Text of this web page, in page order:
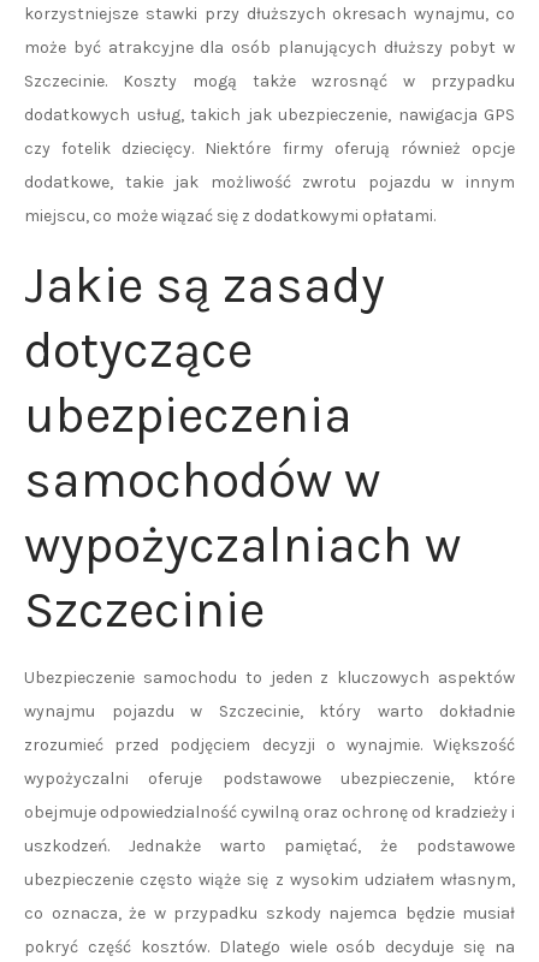
korzystniejsze stawki przy dłuższych okresach wynajmu, co
może być atrakcyjne dla osób planujących dłuższy pobyt w
Szczecinie. Koszty mogą także wzrosnąć w przypadku
dodatkowych usług, takich jak ubezpieczenie, nawigacja GPS
czy fotelik dziecięcy. Niektóre firmy oferują również opcje
dodatkowe, takie jak możliwość zwrotu pojazdu w innym
miejscu, co może wiązać się z dodatkowymi opłatami.
Jakie są zasady
dotyczące
ubezpieczenia
samochodów w
wypożyczalniach w
Szczecinie
Ubezpieczenie samochodu to jeden z kluczowych aspektów
wynajmu pojazdu w Szczecinie, który warto dokładnie
zrozumieć przed podjęciem decyzji o wynajmie. Większość
wypożyczalni oferuje podstawowe ubezpieczenie, które
obejmuje odpowiedzialność cywilną oraz ochronę od kradzieży i
uszkodzeń. Jednakże warto pamiętać, że podstawowe
ubezpieczenie często wiąże się z wysokim udziałem własnym,
co oznacza, że w przypadku szkody najemca będzie musiał
pokryć część kosztów. Dlatego wiele osób decyduje się na